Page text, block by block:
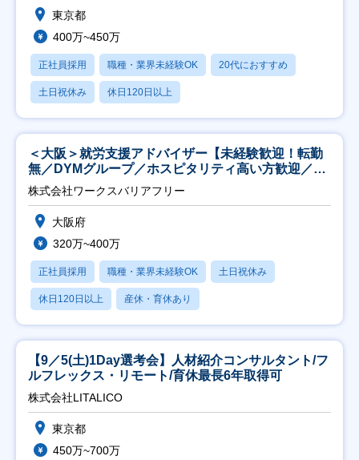
東京都
400万~450万
正社員採用 職種・業界未経験OK 20代におすすめ
土日祝休み 休日120日以上
＜大阪＞就労支援アドバイザー【未経験歓迎！転勤
無／DYMグループ／ホスピタリティ高い方歓迎／土
日祝】
株式会社ワークスバリアフリー
大阪府
320万~400万
正社員採用 職種・業界未経験OK 土日祝休み
休日120日以上 産休・育休あり
【9／5(土)1Day選考会】人材紹介コンサルタント/フ
ルフレックス・リモート/育休最長6年取得可
株式会社LITALICO
東京都
450万~700万